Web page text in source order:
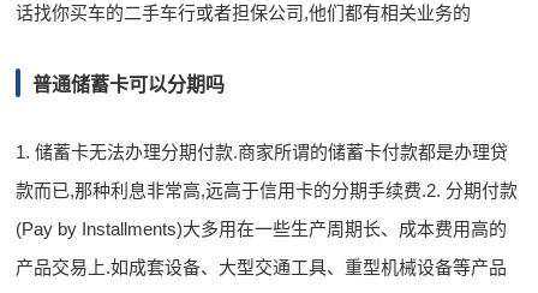
话找你买车的二手车行或者担保公司,他们都有相关业务的
普通储蓄卡可以分期吗
1. 储蓄卡无法办理分期付款.商家所谓的储蓄卡付款都是办理贷
款而已,那种利息非常高,远高于信用卡的分期手续费.2. 分期付款
(Pay by Installments)大多用在一些生产周期长、成本费用高的
产品交易上.如成套设备、大型交通工具、重型机械设备等产品